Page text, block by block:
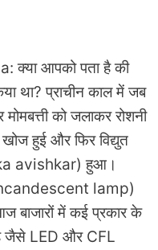
आपको पता है की
था? प्राचीन काल में जब
को जलाकर रोशनी
हुई और फिर विद्युत
avishkar) हुआ।
lamp)
बाजारों में कई प्रकार के
है जैसे LED और CFL